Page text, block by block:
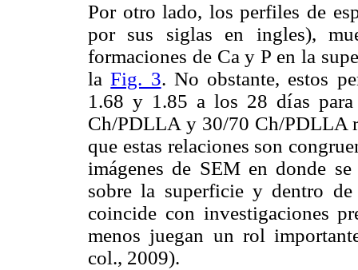
Por otro lado, los perfiles de
por sus siglas en ingles),
formaciones de Ca y P en la
laFig. 3. No obstante, estos
1.68 y 1.85 a los 28 días
Ch/PDLLA y 30/70 Ch/PDLLA
que estas relaciones son
imágenes de SEM en donde
sobre la superficie y dentro
coincide con investigaciones
menos juegan un rol
col., 2009).